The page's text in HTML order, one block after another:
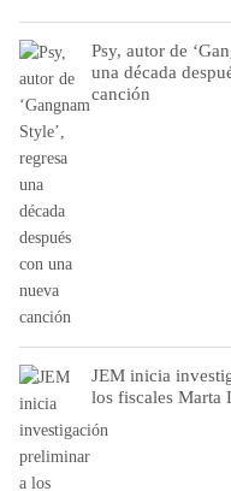
Psy, autor de
una década
canción
JEM inicia
los fiscales